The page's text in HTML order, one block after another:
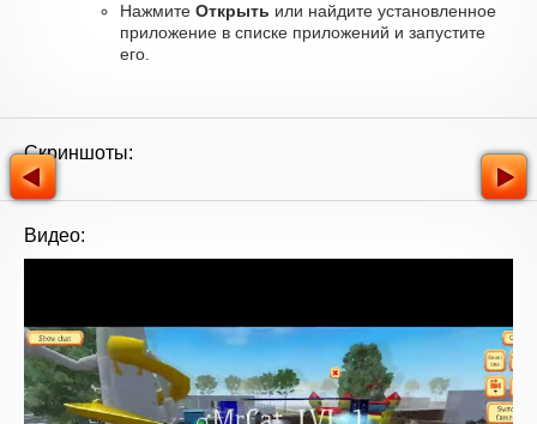
Нажмите Открыть или найдите установленное
приложение в списке приложений и запустите
его.
Скриншоты:
Видео: